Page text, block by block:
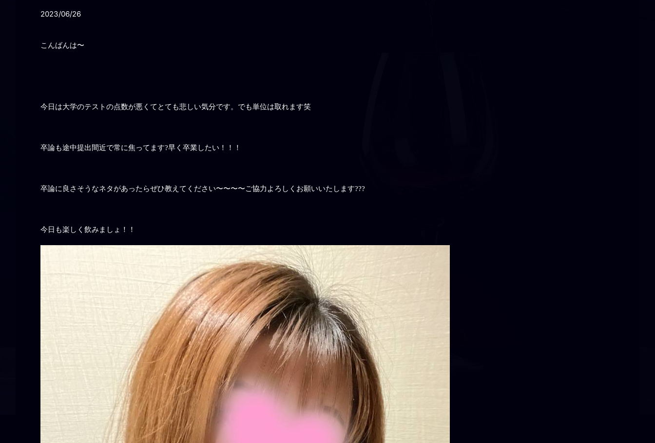
2023/06/26
こんばんは〜
今日は大学のテストの点数が悪くてとても悲しい気分です。でも単位は取れます笑
卒論も途中提出間近で常に焦ってます?早く卒業したい！！！
卒論に良さそうなネタがあったらぜひ教えてください〜〜〜〜ご協力よろしくお願いいたします???
今日も楽しく飲みましょ！！